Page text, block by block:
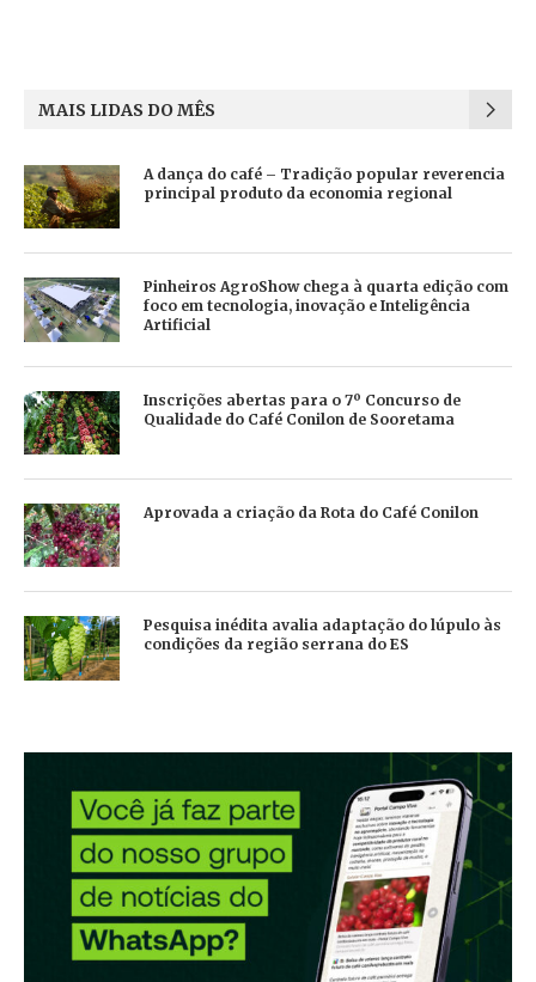
MAIS LIDAS DO MÊS
A dança do café – Tradição popular reverencia
principal produto da economia regional
Pinheiros AgroShow chega à quarta edição com
foco em tecnologia, inovação e Inteligência
Artificial
Inscrições abertas para o 7º Concurso de
Qualidade do Café Conilon de Sooretama
Aprovada a criação da Rota do Café Conilon
Pesquisa inédita avalia adaptação do lúpulo às
condições da região serrana do ES